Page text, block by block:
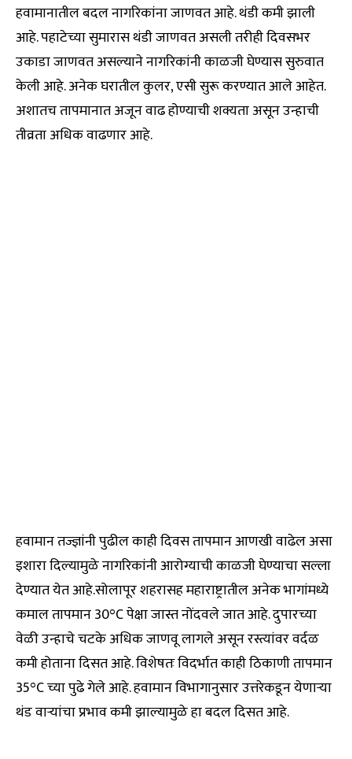
हवामानातील बदल नागरिकांना जाणवत आहे. थंडी कमी झाली
आहे. पहाटेच्या सुमारास थंडी जाणवत असली तरीही दिवसभर
उकाडा जाणवत असल्याने नागरिकांनी काळजी घेण्यास सुरुवात
केली आहे. अनेक घरातील कुलर, एसी सुरू करण्यात आले आहेत.
अशातच तापमानात अजून वाढ होण्याची शक्यता असून उन्हाची
तीव्रता अधिक वाढणार आहे.
हवामान तज्ज्ञांनी पुढील काही दिवस तापमान आणखी वाढेल असा
इशारा दिल्यामुळे नागरिकांनी आरोग्याची काळजी घेण्याचा सल्ला
देण्यात येत आहे.सोलापूर शहरासह महाराष्ट्रातील अनेक भागांमध्ये
कमाल तापमान 30°C पेक्षा जास्त नोंदवले जात आहे. दुपारच्या
वेळी उन्हाचे चटके अधिक जाणवू लागले असून रस्त्यांवर वर्दळ
कमी होताना दिसत आहे. विशेषतः विदर्भात काही ठिकाणी तापमान
35°C च्या पुढे गेले आहे. हवामान विभागानुसार उत्तरेकडून येणाऱ्या
थंड वाऱ्यांचा प्रभाव कमी झाल्यामुळे हा बदल दिसत आहे.